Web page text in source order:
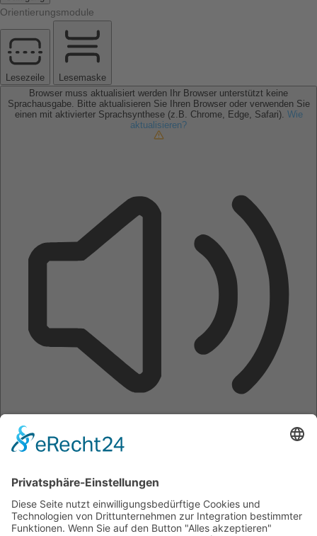
Orientierungsmodule
Lesezeile
Lesemaske
Browser muss aktualisiert werden
Ihr Browser unterstützt keine
Sprachausgabe. Bitte aktualisieren Sie Ihren Browser oder verwenden Sie
einen mit aktivierter Sprachsynthese (z.B. Chrome, Edge, Safari). Wie
aktualisieren?